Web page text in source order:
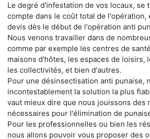
Le degré d'infestation de vos locaux, se
compte dans le coût total de l'opération,
devis dès le début de l'opération anti
Nous venons travailler dans de
comme par exemple les centres de
maisons d'hôtes, les espaces de loisirs,
les collectivités, et bien d'autres.
Pour une désinsectisation anti punaise,
incontestablement la solution la plus
vaut mieux dire que nous jouissons des
nécessaires pour l'élimination de
Pour les professionnelles ou bien les
nous allons pouvoir vous proposer des